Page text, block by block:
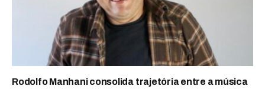
Rodolfo Manhani consolida trajetória entre a música